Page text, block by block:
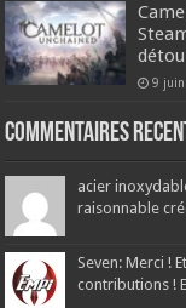
9
Commentaires
acier
raisonnable
Seven: Merci !
contributions !